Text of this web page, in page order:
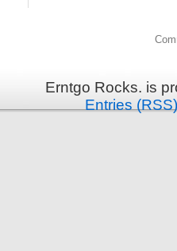
Erntgo Rocks. is
Entries (RSS)